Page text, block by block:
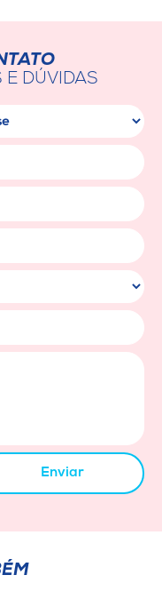
E DÚVIDAS
Enviar